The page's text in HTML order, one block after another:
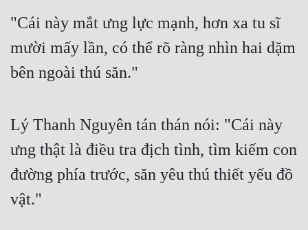
Cung Đấu
Cạnh Kỹ
Cổ Đại
Du Hí
Dã Sử
Dị Giới
"Cái này mắt ưng lực mạnh, hơn xa tu sĩ
mười mấy lần, có thể rõ ràng nhìn hai dặm
bên ngoài thú săn."
Lý Thanh Nguyên tán thán nói: "Cái này
ưng thật là điều tra địch tình, tìm kiếm con
đường phía trước, săn yêu thú thiết yếu đồ
vật."